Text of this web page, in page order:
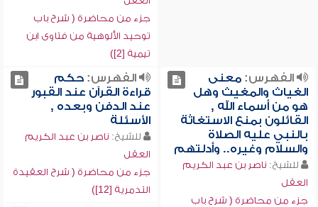
جزء من محاضرة ( شرح باب
توحيد الألوهية من فتاوى ابن
تيمية [2])
الفهرس:معنى
الغياث والمغيث وهل
هو من أسماء الله ,
القائلون بمنع الاستغاثة
بالنبي عليه الصلاة
والسلام وغيره.. وأدلتهم
للشيخ: ناصر بن عبد الكريم
العقل
جزء من محاضرة ( شرح باب
الفهرس:حكم
قراءة القرآن عند القبور
عند الدفن وبعده ,
الأسئلة
للشيخ: ناصر بن عبد الكريم
العقل
جزء من محاضرة ( شرح العقيدة
التدمرية [12])